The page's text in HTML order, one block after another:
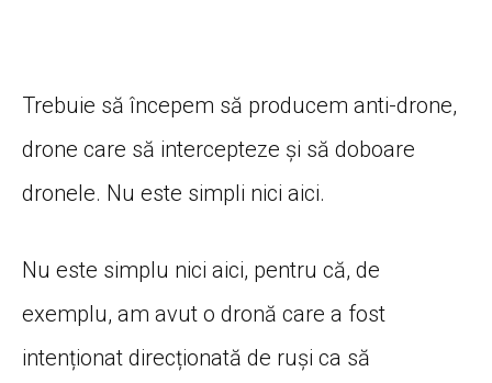
Trebuie să începem să producem anti-drone,
drone care să intercepteze și să doboare
dronele. Nu este simpli nici aici.
Nu este simplu nici aici, pentru că, de
exemplu, am avut o dronă care a fost
intenționat direcționată de ruși ca să